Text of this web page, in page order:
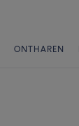
ONTHAREN